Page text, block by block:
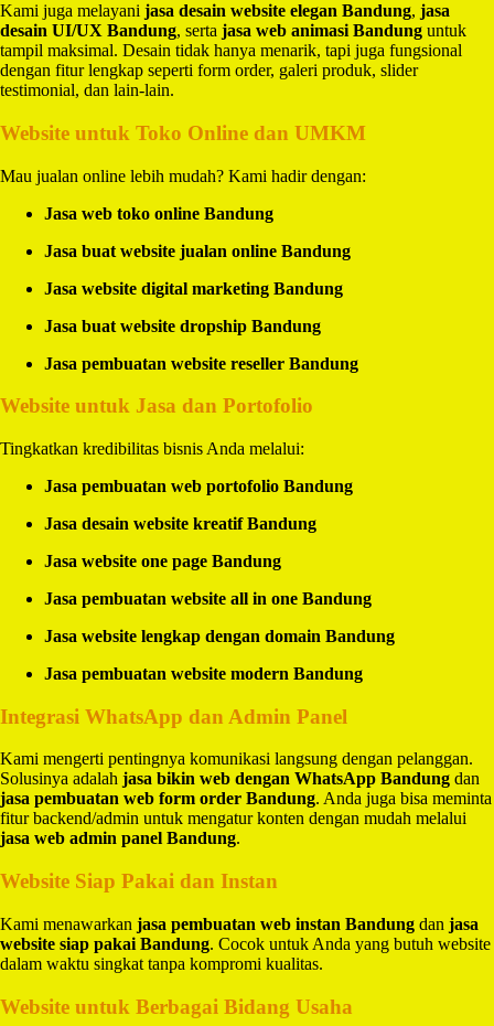
Kami juga melayani jasa desain website elegan Bandung, jasa
desain UI/UX Bandung, serta jasa web animasi Bandung untuk
tampil maksimal. Desain tidak hanya menarik, tapi juga fungsional
dengan fitur lengkap seperti form order, galeri produk, slider
testimonial, dan lain-lain.
Website untuk Toko Online dan UMKM
Mau jualan online lebih mudah? Kami hadir dengan:
Jasa web toko online Bandung
Jasa buat website jualan online Bandung
Jasa website digital marketing Bandung
Jasa buat website dropship Bandung
Jasa pembuatan website reseller Bandung
Website untuk Jasa dan Portofolio
Tingkatkan kredibilitas bisnis Anda melalui:
Jasa pembuatan web portofolio Bandung
Jasa desain website kreatif Bandung
Jasa website one page Bandung
Jasa pembuatan website all in one Bandung
Jasa website lengkap dengan domain Bandung
Jasa pembuatan website modern Bandung
Integrasi WhatsApp dan Admin Panel
Kami mengerti pentingnya komunikasi langsung dengan pelanggan.
Solusinya adalah jasa bikin web dengan WhatsApp Bandung dan
jasa pembuatan web form order Bandung. Anda juga bisa meminta
fitur backend/admin untuk mengatur konten dengan mudah melalui
jasa web admin panel Bandung.
Website Siap Pakai dan Instan
Kami menawarkan jasa pembuatan web instan Bandung dan jasa
website siap pakai Bandung. Cocok untuk Anda yang butuh website
dalam waktu singkat tanpa kompromi kualitas.
Website untuk Berbagai Bidang Usaha